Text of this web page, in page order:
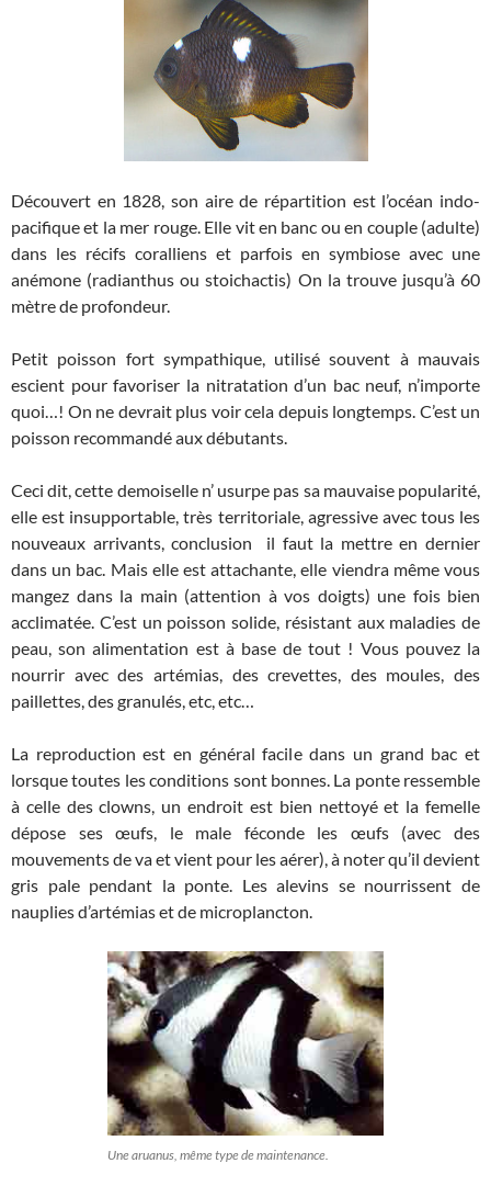
Découvert en 1828, son aire de répartition est l’océan indo-
pacifique et la mer rouge. Elle vit en banc ou en couple (adulte)
dans les récifs coralliens et parfois en symbiose avec une
anémone (radianthus ou stoichactis) On la trouve jusqu’à 60
mètre de profondeur.
Petit poisson fort sympathique, utilisé souvent à mauvais
escient pour favoriser la nitratation d’un bac neuf, n’importe
quoi…! On ne devrait plus voir cela depuis longtemps. C’est un
poisson recommandé aux débutants.
Ceci dit, cette demoiselle n’ usurpe pas sa mauvaise popularité,
elle est insupportable, très territoriale, agressive avec tous les
nouveaux arrivants, conclusion il faut la mettre en dernier
dans un bac. Mais elle est attachante, elle viendra même vous
mangez dans la main (attention à vos doigts) une fois bien
acclimatée. C’est un poisson solide, résistant aux maladies de
peau, son alimentation est à base de tout ! Vous pouvez la
nourrir avec des artémias, des crevettes, des moules, des
paillettes, des granulés, etc, etc…
La reproduction est en général facile dans un grand bac et
lorsque toutes les conditions sont bonnes. La ponte ressemble
à celle des clowns, un endroit est bien nettoyé et la femelle
dépose ses œufs, le male féconde les œufs (avec des
mouvements de va et vient pour les aérer), à noter qu’il devient
gris pale pendant la ponte. Les alevins se nourrissent de
nauplies d’artémias et de microplancton.
Une aruanus, même type de maintenance.